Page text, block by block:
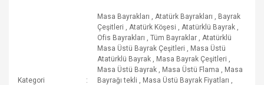
Kategori
Masa Bayrakları ,Atatürk Bayrakları , Bayrak
Çeşitleri ,Atatürk Köşesi ,Atatürklü Bayrak ,
Ofis Bayrakları ,Tüm Bayraklar ,Atatürklü
Masa Üstü Bayrak Çeşitleri , Masa Üstü
Atatürklü Bayrak , Masa Bayrak Çeşitleri ,
Masa Üstü Bayrak , Masa Üstü Flama , Masa
Bayrağı tekli , Masa Üstü Bayrak Fiyatları ,